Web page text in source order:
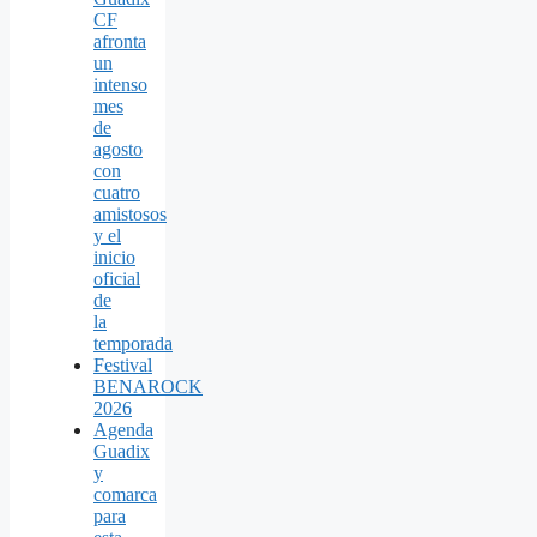
CF
afronta
un
intenso
mes
de
agosto
con
cuatro
amistosos
y el
inicio
oficial
de
la
temporada
Festival
BENAROCK
2026
Agenda
Guadix
y
comarca
para